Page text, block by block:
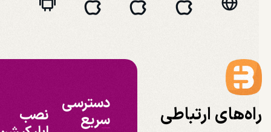
ارتباطی دسترسی
سریع نصب